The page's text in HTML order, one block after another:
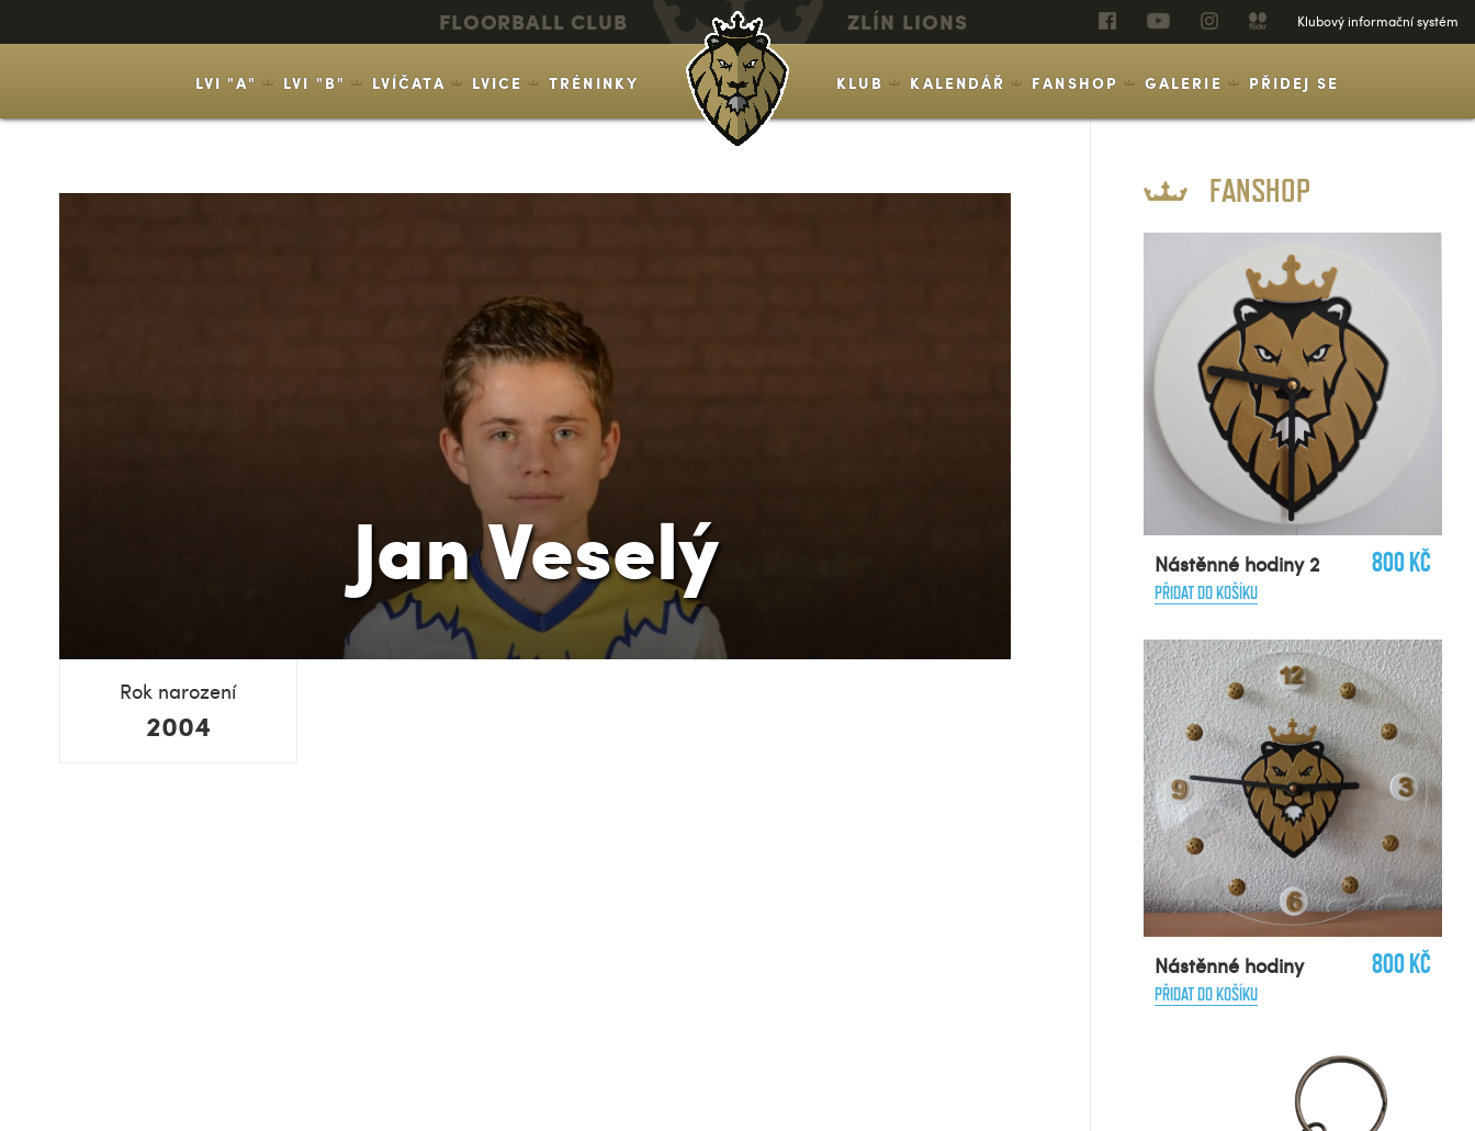
FLOORBALL CLUB ZLÍN LIONS Klubový informační systém
LVI "A" LVI "B" LVÍČATA LVICE TRÉNINKY KLUB KALENDÁŘ FANSHOP GALERIE PŘIDEJ SE
Jan Veselý
Rok narození
2004
FANSHOP
Nástěnné hodiny 2
PŘIDAT DO KOŠÍKU
800 Kč
Nástěnné hodiny
PŘIDAT DO KOŠÍKU
800 Kč